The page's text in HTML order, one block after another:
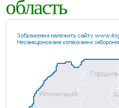
область